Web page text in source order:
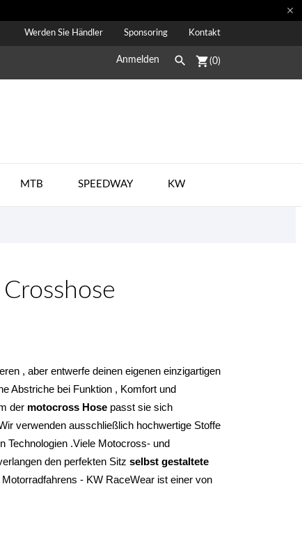

Werden Sie Händler Sponsoring Kontakt
Anmelden  shopping_cart(0)
MTB SPEEDWAY KW
Abstriche bei Funktion , Komfort und
der motocross Hose passt sie sich
verwenden ausschließlich hochwertige Stoffe
Technologien .Viele Motocross- und
den perfekten Sitz selbst gestaltete
- KW RaceWear ist einer von